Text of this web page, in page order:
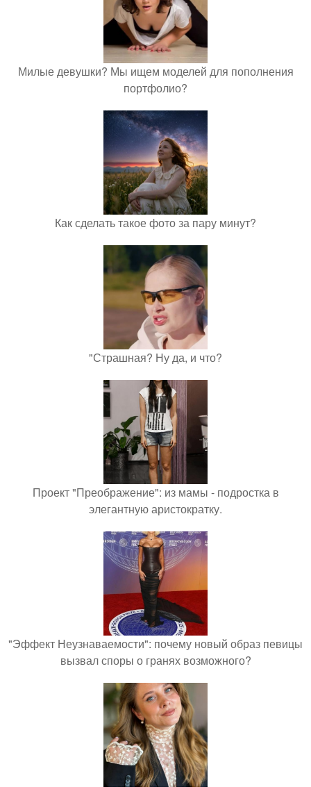
Милые девушки? Мы ищем моделей для пополнения
портфолио?
Как сделать такое фото за пару минут?
"Страшная? Ну да, и что?
Проект "Преображение": из мамы - подростка в
элегантную аристократку.
"Эффект Неузнаваемости": почему новый образ певицы
вызвал споры о гранях возможного?